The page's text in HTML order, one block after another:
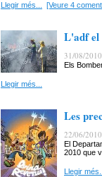
Llegir més... [Veure 4
L'adf el
31/08/2010
Els
Llegir més...
Les
22/06/2010
El
2010 que
Llegir més...